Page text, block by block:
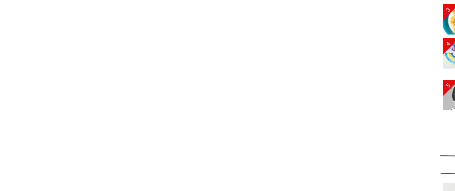
3
4
5